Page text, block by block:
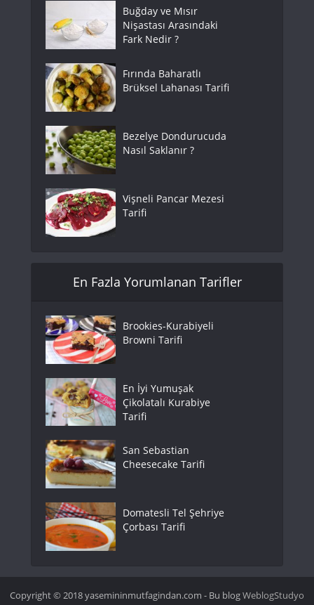
Buğday ve Mısır
Nişastası Arasındaki
Fark Nedir ?
Fırında Baharatlı
Brüksel Lahanası Tarifi
Bezelye Dondurucuda
Nasıl Saklanır ?
Vişneli Pancar Mezesi
Tarifi
En Fazla Yorumlanan Tarifler
Brookies-Kurabiyeli
Browni Tarifi
En İyi Yumuşak
Çikolatalı Kurabiye
Tarifi
San Sebastian
Cheesecake Tarifi
Domatesli Tel Şehriye
Çorbası Tarifi
Copyright © 2018 yasemininmutfagindan.com - Bu blogWeblogStudyo